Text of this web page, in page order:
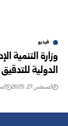
فيديو
وزارة التنمية
الدولية
أغسطس 27, 2025